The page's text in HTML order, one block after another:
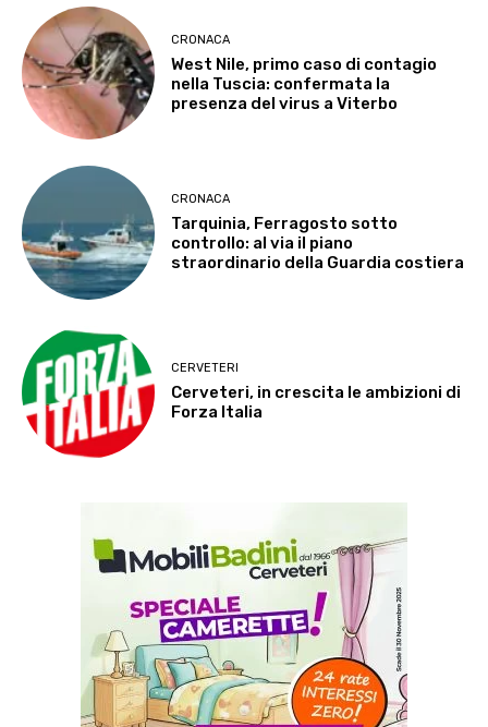
CRONACA
West Nile, primo caso di contagio
nella Tuscia: confermata la
presenza del virus a Viterbo
CRONACA
Tarquinia, Ferragosto sotto
controllo: al via il piano
straordinario della Guardia costiera
CERVETERI
Cerveteri, in crescita le ambizioni di
Forza Italia